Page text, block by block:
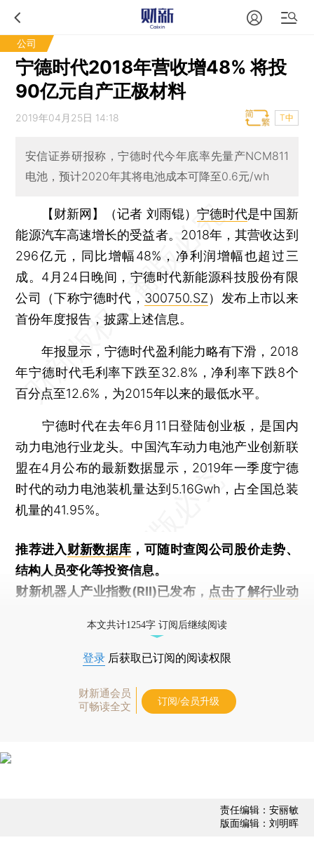
公司
宁德时代2018年营收增48% 将投
90亿元自产正极材料
2019年04月25日 14:18 T中
安信证券研报称，宁德时代今年底率先量产NCM811
电池，预计2020年其将电池成本可降至0.6元/wh
【财新网】（记者 刘雨锟） 宁德时代是中国新
能源汽车高速增长的受益者。2018年，其营收达到
296亿元，同比增幅48%，净利润增幅也超过三
成。4月24日晚间，宁德时代新能源科技股份有限
公司（下称宁德时代， 300750.SZ）发布上市以来
首份年度报告，披露上述信息。
年报显示，宁德时代盈利能力略有下滑，2018
年宁德时代毛利率下跌至32.8%，净利率下跌8个
百分点至12.6%，为2015年以来的最低水平。
宁德时代在去年6月11日登陆创业板，是国内
动力电池行业龙头。中国汽车动力电池产业创新联
盟在4月公布的最新数据显示，2019年一季度宁德
时代的动力电池装机量达到5.16Gwh，占全国总装
机量的41.95%。
推荐进入财新数据库 ，可随时查阅公司股价走势、
结构人员变化等投资信息。
财新机器人产业指数(RII)已发布， 点击了解行业动
本文共计1254字 订阅后继续阅读
登录 后获取已订阅的阅读权限
财新通会员
可畅读全文
订阅/会员升级
责任编辑：安丽敏
版面编辑：刘明晖